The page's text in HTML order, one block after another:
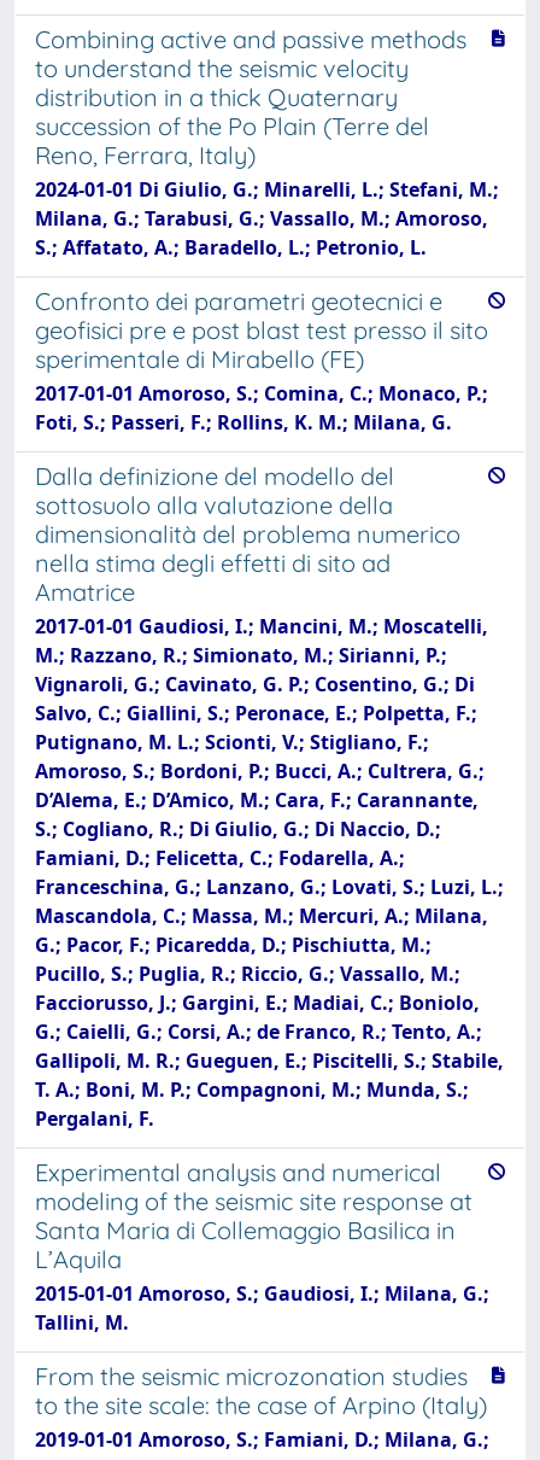
Combining active and passive methods
to understand the seismic velocity
distribution in a thick Quaternary
succession of the Po Plain (Terre del
Reno, Ferrara, Italy)
2024-01-01 Di Giulio, G.; Minarelli, L.; Stefani, M.;
Milana, G.; Tarabusi, G.; Vassallo, M.; Amoroso,
S.; Affatato, A.; Baradello, L.; Petronio, L.
Confronto dei parametri geotecnici e
geofisici pre e post blast test presso il sito
sperimentale di Mirabello (FE)
2017-01-01 Amoroso, S.; Comina, C.; Monaco, P.;
Foti, S.; Passeri, F.; Rollins, K. M.; Milana, G.
Dalla definizione del modello del
sottosuolo alla valutazione della
dimensionalità del problema numerico
nella stima degli effetti di sito ad
Amatrice
2017-01-01 Gaudiosi, I.; Mancini, M.; Moscatelli,
M.; Razzano, R.; Simionato, M.; Sirianni, P.;
Vignaroli, G.; Cavinato, G. P.; Cosentino, G.; Di
Salvo, C.; Giallini, S.; Peronace, E.; Polpetta, F.;
Putignano, M. L.; Scionti, V.; Stigliano, F.;
Amoroso, S.; Bordoni, P.; Bucci, A.; Cultrera, G.;
D’Alema, E.; D’Amico, M.; Cara, F.; Carannante,
S.; Cogliano, R.; Di Giulio, G.; Di Naccio, D.;
Famiani, D.; Felicetta, C.; Fodarella, A.;
Franceschina, G.; Lanzano, G.; Lovati, S.; Luzi, L.;
Mascandola, C.; Massa, M.; Mercuri, A.; Milana,
G.; Pacor, F.; Picaredda, D.; Pischiutta, M.;
Pucillo, S.; Puglia, R.; Riccio, G.; Vassallo, M.;
Facciorusso, J.; Gargini, E.; Madiai, C.; Boniolo,
G.; Caielli, G.; Corsi, A.; de Franco, R.; Tento, A.;
Gallipoli, M. R.; Gueguen, E.; Piscitelli, S.; Stabile,
T. A.; Boni, M. P.; Compagnoni, M.; Munda, S.;
Pergalani, F.
Experimental analysis and numerical
modeling of the seismic site response at
Santa Maria di Collemaggio Basilica in
L’Aquila
2015-01-01 Amoroso, S.; Gaudiosi, I.; Milana, G.;
Tallini, M.
From the seismic microzonation studies
to the site scale: the case of Arpino (Italy)
2019-01-01 Amoroso, S.; Famiani, D.; Milana, G.;